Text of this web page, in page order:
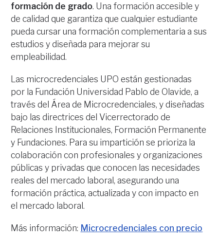
formación de grado. Una formación accesible y
de calidad que garantiza que cualquier estudiante
pueda cursar una formación complementaria a sus
estudios y diseñada para mejorar su
empleabilidad.
Las microcredenciales UPO están gestionadas
por la Fundación Universidad Pablo de Olavide, a
través del Área de Microcredenciales, y diseñadas
bajo las directrices del Vicerrectorado de
Relaciones Institucionales, Formación Permanente
y Fundaciones. Para su impartición se prioriza la
colaboración con profesionales y organizaciones
públicas y privadas que conocen las necesidades
reales del mercado laboral, asegurando una
formación práctica, actualizada y con impacto en
el mercado laboral.
Más información: Microcredenciales con precio